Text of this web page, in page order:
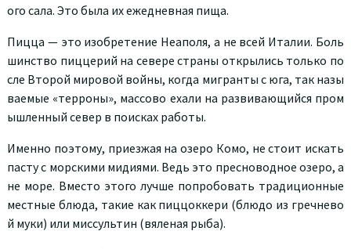
ого сала. Это была их ежедневная пища.
Пицца — это изобретение Неаполя, а не всей Италии. Боль
шинство пиццерий на севере страны открылись только по
сле Второй мировой войны, когда мигранты с юга, так назы
ваемые «терроны», массово ехали на развивающийся пром
ышленный север в поисках работы.
Именно поэтому, приезжая на озеро Комо, не стоит искать
пасту с морскими мидиями. Ведь это пресноводное озеро, а
не море. Вместо этого лучше попробовать традиционные
местные блюда, такие как пиццоккери (блюдо из гречнево
й муки) или миссультин (вяленая рыба).